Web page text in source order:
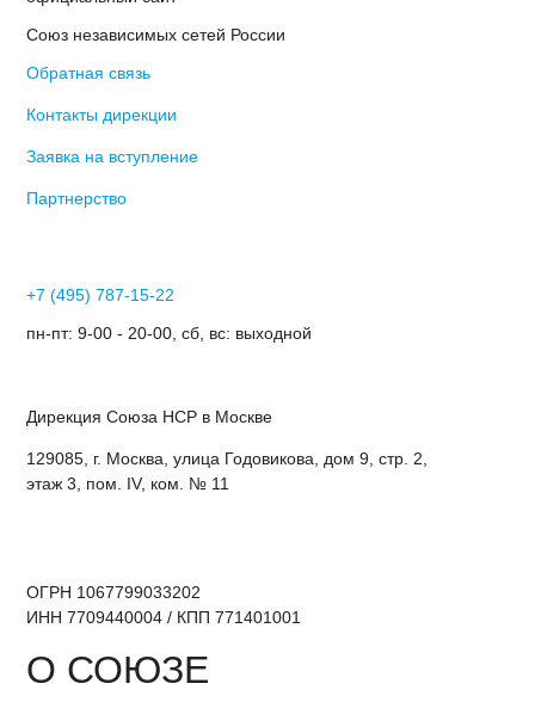
Союз независимых сетей России
Обратная связь
Контакты дирекции
Заявка на вступление
Партнерство
+7 (495) 787-15-22
пн-пт: 9-00 - 20-00, сб, вс: выходной
Дирекция Cоюза НСР в Москве
129085, г. Москва, улица Годовикова, дом 9, стр. 2,
этаж 3, пом. IV, ком. № 11
ОГРН 1067799033202
ИНН 7709440004 / КПП 771401001
О СОЮЗЕ